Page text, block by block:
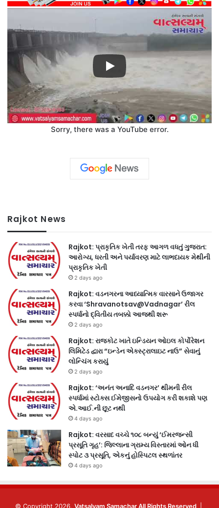
Sorry, there was a YouTube error.
Rajkot News
Rajkot: પ્રાકૃતિક ખેતી તરફ આગળ વધતું ગુજરાત:
આરોગ્ય, ધરતી અને પર્યાવરણ માટે લાભદાયક મેથીની
પ્રાકૃતિક ખેતી
2 days ago
Rajkot: વડનગરના આધ્યાત્મિક વારસાને ઉજાગર
કરવા ‘Shravanotsav@Vadnagar’ રીલ
સ્પર્ધાનો દ્વિતીય તબક્કો આજથી શરૂ
2 days ago
Rajkot: રાજકોટ ખાતે ઇન્ડિયન ઓઇલ કોર્પોરેશન
લિમિટેડ દ્વારા “ઇન્ડેન એક્સ્ટ્રાલાઇટ નાઉ” સેવાનું
લોન્ચિંગ કરાયું
2 days ago
Rajkot: ‘અનંત અનાદિ વડનગર’ થીમની રીલ
સ્પર્ધામાં સ્ટોક્સ ઈમેજીસનો ઉપયોગ કરી શકાશે પણ
એ.આઈ.ની છૂટ નથી
4 days ago
Rajkot: વરસાદ વચ્ચે ૧૦૮ બન્યું ‘ઈમરજન્સી
પ્રસૂતિ ગૃહ’: જિલ્લાના ગ્રામ્ય વિસ્તારમાં ઓન ધી
સ્પોટ ૩ પ્રસૂતિ, એકનું હોસ્પિટલ સ્થળાંતર
4 days ago
© Copyright 2026, Vatsalyam Samachar All Rights Reserved